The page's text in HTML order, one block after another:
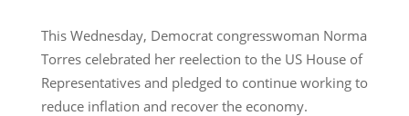
This Wednesday, Democrat congresswoman Norma
Torres celebrated her reelection to the US House of
Representatives and pledged to continue working to
reduce inflation and recover the economy.